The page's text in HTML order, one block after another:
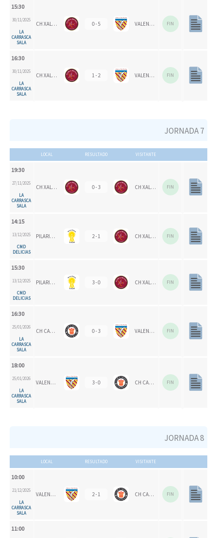
15:30
30/11/2025
LA
CARRASCA
SALA
CH XALOC 1993 0 - 5 VALENCIA CH 1924 FIN
16:30
30/11/2025
LA
CARRASCA
SALA
CH XALOC 1 - 2 VALENCIA CH 1924 FIN
JORNADA 7
LOCAL RESULTADO VISITANTE
19:30
27/11/2025
LA
CARRASCA
SALA
CH XALOC 1993 0 - 3 CH XALOC FIN
14:15
13/12/2025
CMD
DELICIAS
PILARICAS 2 - 1 CH XALOC FIN
15:30
13/12/2025
CMD
DELICIAS
PILARICAS 3 - 0 CH XALOC 1993 FIN
16:30
25/01/2026
LA
CARRASCA
SALA
CH CARPESA 0 - 3 VALENCIA CH FIN
18:00
25/01/2026
LA
CARRASCA
SALA
VALENCIA CH 1924 3 - 0 CH CARPESA FIN
JORNADA 8
LOCAL RESULTADO VISITANTE
10:00
21/12/2025
LA
CARRASCA
SALA
VALENCIA CH 2 - 1 CH CARPESA FIN
11:00